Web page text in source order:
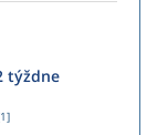
týždne